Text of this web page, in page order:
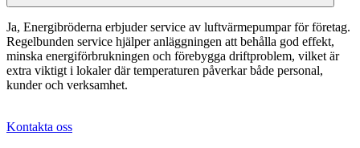
Ja, Energibröderna erbjuder service av luftvärmepumpar för företag.
Regelbunden service hjälper anläggningen att behålla god effekt,
minska energiförbrukningen och förebygga driftproblem, vilket är
extra viktigt i lokaler där temperaturen påverkar både personal,
kunder och verksamhet.
Kontakta oss